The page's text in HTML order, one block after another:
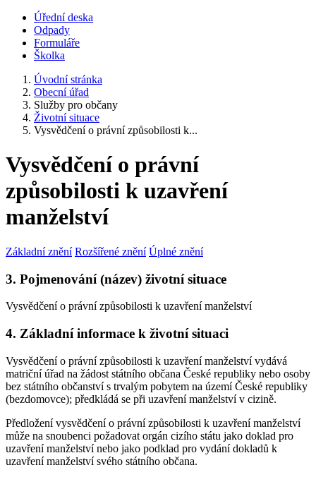
Úřední deska
Odpady
Formuláře
Školka
Úvodní stránka
Obecní úřad
Služby pro občany
Životní situace
Vysvědčení o právní způsobilosti k...
Vysvědčení o právní
způsobilosti k uzavření
manželství
Základní znění Rozšířené znění Úplné znění
3. Pojmenování (název) životní situace
Vysvědčení o právní způsobilosti k uzavření manželství
4. Základní informace k životní situaci
Vysvědčení o právní způsobilosti k uzavření manželství vydává
matriční úřad na žádost státního občana České republiky nebo osoby
bez státního občanství s trvalým pobytem na území České republiky
(bezdomovce); předkládá se při uzavření manželství v cizině.
Předložení vysvědčení o právní způsobilosti k uzavření manželství
může na snoubenci požadovat orgán cizího státu jako doklad pro
uzavření manželství nebo jako podklad pro vydání dokladů k
uzavření manželství svého státního občana.